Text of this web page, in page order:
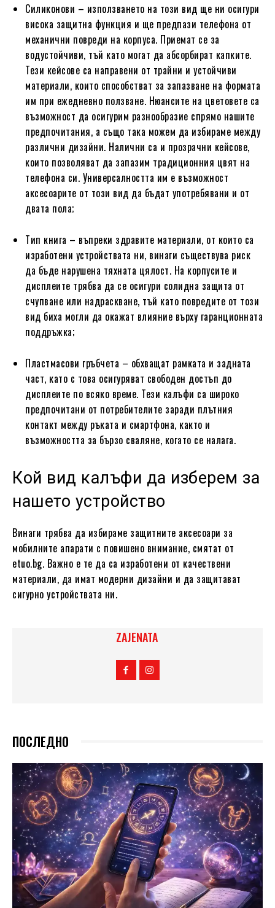
Силиконови – използването на този вид ще ни осигури
висока защитна функция и ще предпази телефона от
механични повреди на корпуса. Приемат се за
водустойчиви, тъй като могат да абсорбират капките.
Тези кейсове са направени от трайни и устойчиви
материали, които способстват за запазване на формата
им при ежедневно ползване. Нюансите на цветовете са
възможност да осигурим разнообразие спрямо нашите
предпочитания, а също така можем да избираме между
различни дизайни. Налични са и прозрачни кейсове,
които позволяват да запазим традиционния цвят на
телефона си. Универсалността им е възможност
аксесоарите от този вид да бъдат употребявани и от
двата пола;
Тип книга – въпреки здравите материали, от които са
изработени устройствата ни, винаги съществува риск
да бъде нарушена тяхната цялост. На корпусите и
дисплеите трябва да се осигури солидна защита от
счупване или надраскване, тъй като повредите от този
вид биха могли да окажат влияние върху гаранционната
поддръжка;
Пластмасови гръбчета – обхващат рамката и задната
част, като с това осигуряват свободен достъп до
дисплеите по всяко време. Тези калъфи са широко
предпочитани от потребителите заради плътния
контакт между ръката и смартфона, както и
възможността за бързо сваляне, когато се налага.
Кой вид калъфи да изберем за
нашето устройство
Винаги трябва да избираме защитните аксесоари за
мобилните апарати с повишено внимание, смятат от
etuo.bg. Важно е те да са изработени от качествени
материали, да имат модерни дизайни и да защитават
сигурно устройствата ни.
ZAJENATA
ПОСЛЕДНО